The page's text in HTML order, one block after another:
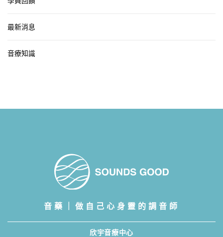
最新消息
音療知識
音藥｜做自己心身靈的調音師
欣宇音療中心